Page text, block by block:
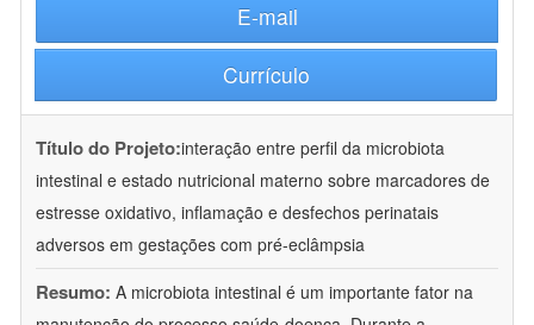
E-mail
Currículo
Título do Projeto:interação entre perfil da microbiota
intestinal e estado nutricional materno sobre marcadores de
estresse oxidativo, inflamação e desfechos perinatais
adversos em gestações com pré-eclâmpsia
Resumo: A microbiota intestinal é um importante fator na